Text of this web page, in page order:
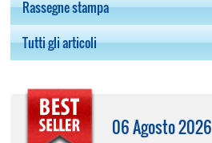
Rassegne stampa
Tutti gli articoli
06 Agosto 2026